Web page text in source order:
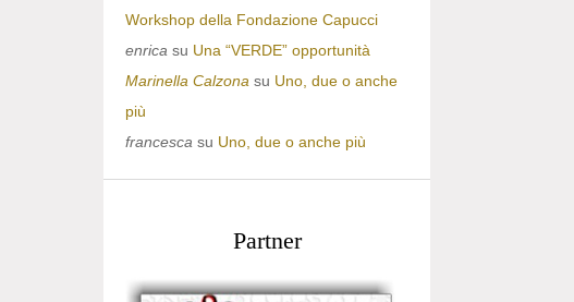
Workshop della Fondazione Capucci
enrica su Una “VERDE” opportunità
Marinella Calzona su Uno, due o anche
più
francesca su Uno, due o anche più
Partner